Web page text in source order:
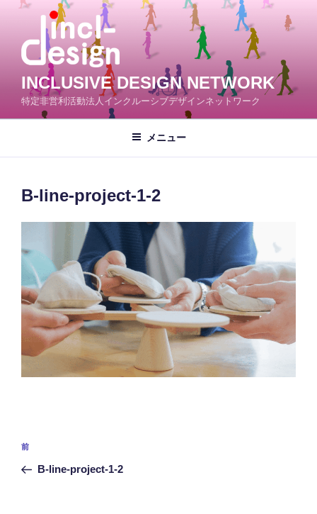
プ
INCLUSIVE DESIGN NETWORK
特定非営利活動法人インクルーシブデザインネットワーク
メニュー
B-line-project-1-2
投
ナ
前
の
前
B-line-project-1-2